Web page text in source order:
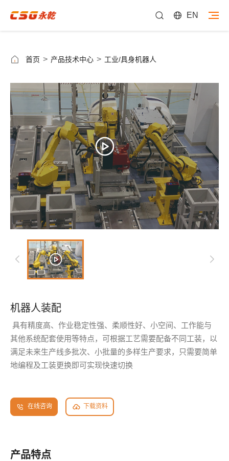
EN
首页 > 产品技术中心 > 工业/具身机器人
机器人装配
具有精度高、作业稳定性强、柔顺性好、小空间、工作能与
其他系统配套使用等特点，可根据工艺需要配备不同工装，以
满足未来生产线多批次、小批量的多样生产要求，只需要简单
地编程及工装更换即可实现快速切换
在线咨询 下载资料
产品特点